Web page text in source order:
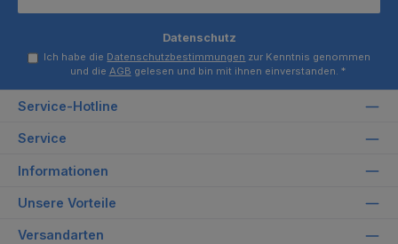
Datenschutz
Ich habe die Datenschutzbestimmungen zur Kenntnis genommen
und die AGB gelesen und bin mit ihnen einverstanden. *
Service-Hotline
Service
Informationen
Unsere Vorteile
Versandarten